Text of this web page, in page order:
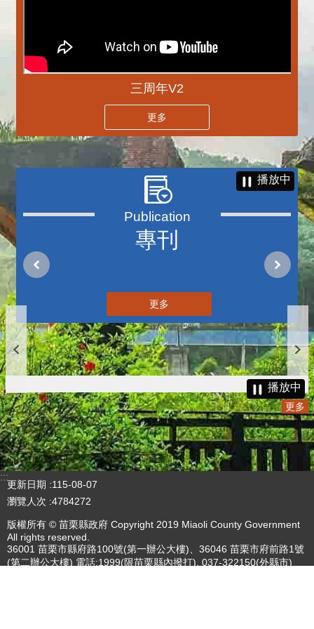
三周年V2
更多
專刊
播放中
更多
播放中
更多
:::
更新日期
115-08-07
瀏覽人次 4784272
版權所有 © 苗栗縣政府 Copyright 2019 Miaoli County Government
All rights reserved.
36001 苗栗市縣府路100號(第一辦公大樓)、36046 苗栗市府前路1號
(第二辦公大樓) 電話:1999(限苗栗縣內撥打), 037-322150(外縣市)